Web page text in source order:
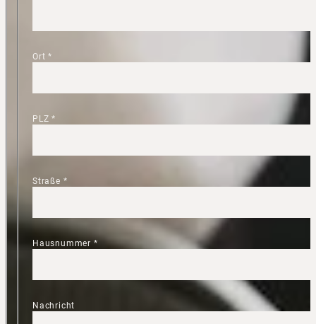
Ort*
PLZ*
Straße *
Hausnummer *
Nachricht